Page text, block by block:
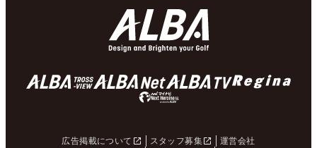
広告掲載について スタッフ募集
運営会社